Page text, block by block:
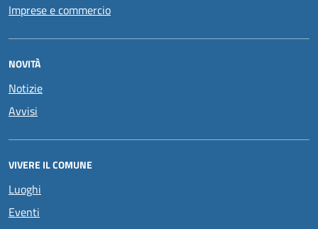
Imprese e commercio
NOVITÀ
Notizie
Avvisi
VIVERE IL COMUNE
Luoghi
Eventi